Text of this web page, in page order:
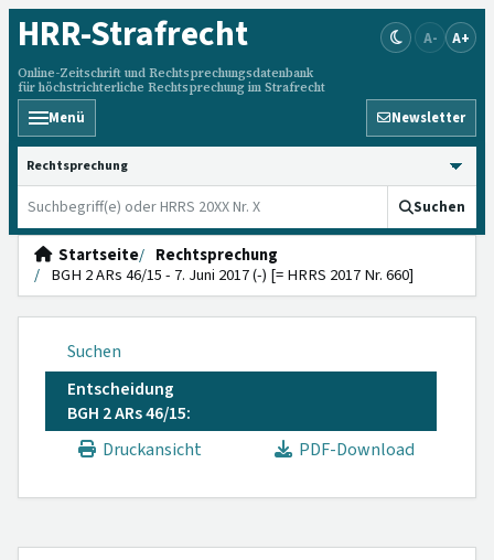
HRR-Strafrecht
Online-Zeitschrift und Rechtsprechungsdatenbank
für höchstrichterliche Rechtsprechung im Strafrecht
A- A+
Menü Newsletter
HRRS durchsuchen
Suchen
Startseite
Rechtsprechung
BGH 2 ARs 46/15 - 7. Juni 2017 (-) [= HRRS 2017 Nr. 660]
Suchen
Entscheidung
BGH 2 ARs 46/15:
Druckansicht
PDF-Download